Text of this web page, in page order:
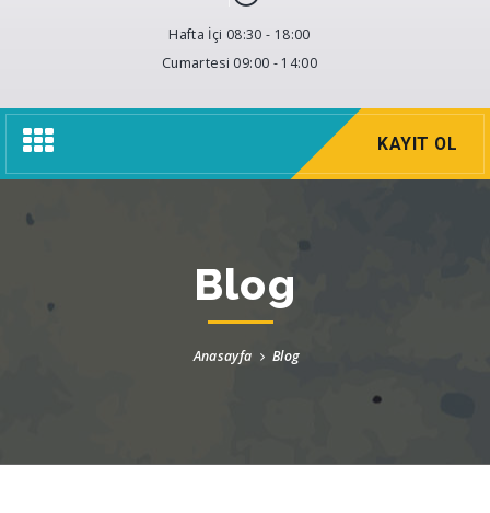
Hafta İçi 08:30 - 18:00
Cumartesi 09:00 - 14:00
Navigasyon
Menü
KAYIT OL
Blog
Anasayfa Blog